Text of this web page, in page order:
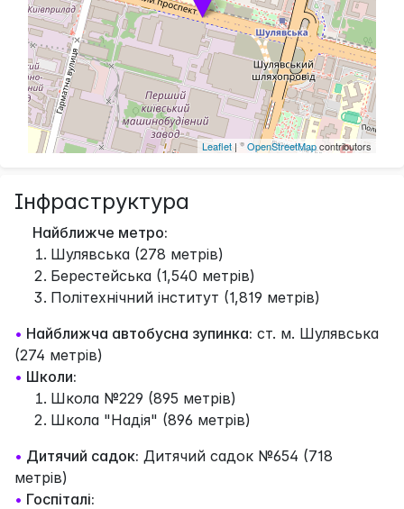
Leaflet | ©OpenStreetMapcontributors
Інфраструктура
Найближче метро:
Шулявська (278 метрів)
Берестейська (1,540 метрів)
Політехнічний інститут (1,819 метрів)
• Найближча автобусна зупинка: ст. м. Шулявська
(274 метрів)
• Школи:
Школа №229 (895 метрів)
Школа "Надія" (896 метрів)
• Дитячий садок: Дитячий садок №654 (718
метрів)
• Госпіталі: